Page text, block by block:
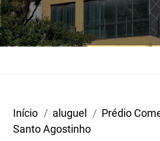
Início aluguel
Prédio
Santo Agostinho